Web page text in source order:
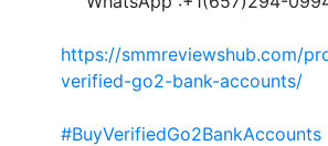
https://smmreviewshub.com/
verified-go2-bank-accounts/
#BuyVerifiedGo2BankAccounts